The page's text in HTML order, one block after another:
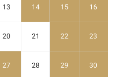
13 14 15 16
20 21 22 23
27 28 29 30